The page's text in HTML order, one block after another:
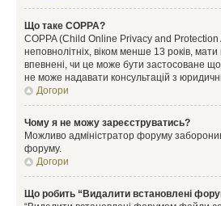
Що таке COPPA?
COPPA (Child Online Privacy and Protection
неповнолітніх, віком менше 13 років, мати
впевнені, чи це може бути застосоване
не може надавати консультацій з
Догори
Чому я не можу зареєструватись?
Можливо адміністратор форуму
форуму.
Догори
Що робить “Видалити встановлені